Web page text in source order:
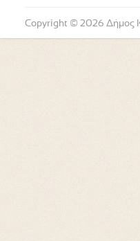
Copyright © 2026 Δήμος